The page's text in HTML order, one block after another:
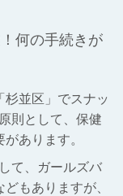
何の手続きが
並区」でスナッ
則として、保健
あります。
て、ガールズバ
もありますが、